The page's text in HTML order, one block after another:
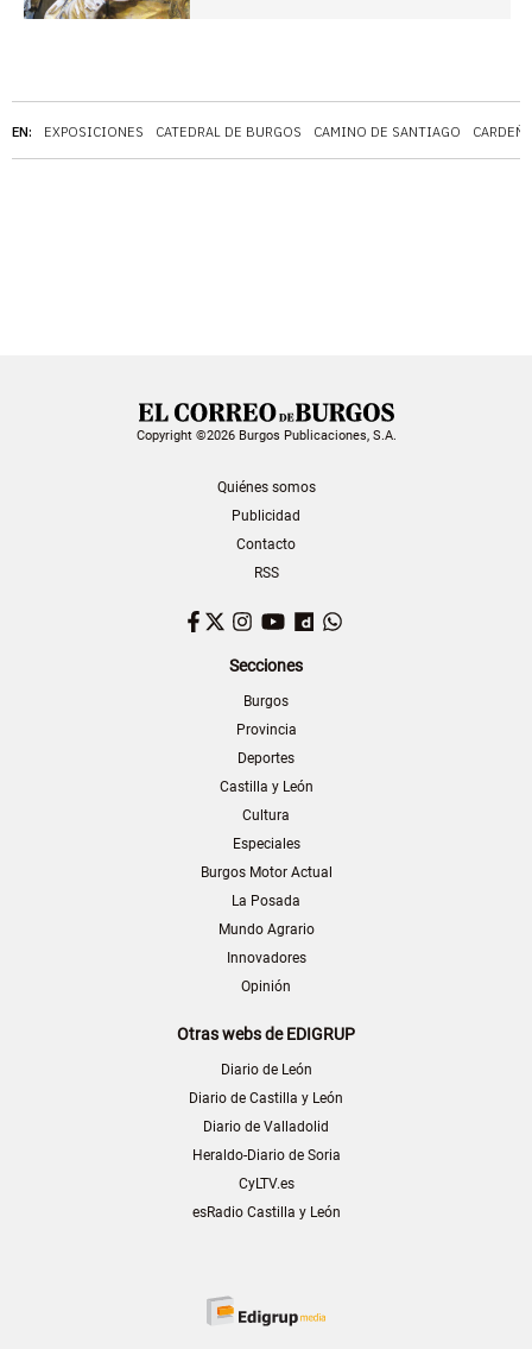
EN: EXPOSICIONES CATEDRAL DE BURGOS CAMINO DE SANTIAGO
Copyright ©2026 Burgos Publicaciones, S.A.
Quiénes somos
Publicidad
Contacto
RSS
Facebook
TwitterInstagram
YouTubeDailymotion
Secciones
Burgos
Provincia
Deportes
Castilla y León
Cultura
Especiales
Burgos Motor Actual
La Posada
Mundo Agrario
Innovadores
Opinión
Otras webs de EDIGRUP
Diario de León
Diario de Castilla y León
Diario de Valladolid
Heraldo-Diario de Soria
CyLTV.es
esRadio Castilla y León